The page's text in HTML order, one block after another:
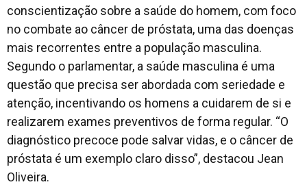
conscientização sobre a saúde do homem, com foco
no combate ao câncer de próstata, uma das doenças
mais recorrentes entre a população masculina.
Segundo o parlamentar, a saúde masculina é uma
questão que precisa ser abordada com seriedade e
atenção, incentivando os homens a cuidarem de si e
realizarem exames preventivos de forma regular. “O
diagnóstico precoce pode salvar vidas, e o câncer de
próstata é um exemplo claro disso”, destacou Jean
Oliveira.